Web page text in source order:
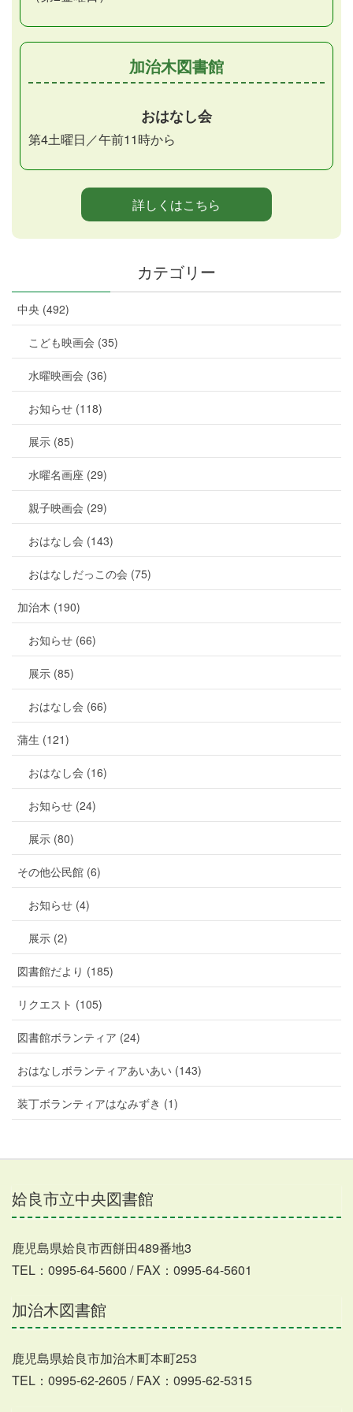
加治木図書館
おはなし会
第4土曜日／午前11時から
詳しくはこちら
カテゴリー
中央 (492)
こども映画会 (35)
水曜映画会 (36)
お知らせ (118)
展示 (85)
水曜名画座 (29)
親子映画会 (29)
おはなし会 (143)
おはなしだっこの会 (75)
加治木 (190)
お知らせ (66)
展示 (85)
おはなし会 (66)
蒲生 (121)
おはなし会 (16)
お知らせ (24)
展示 (80)
その他公民館 (6)
お知らせ (4)
展示 (2)
図書館だより (185)
リクエスト (105)
図書館ボランティア (24)
おはなしボランティアあいあい (143)
装丁ボランティアはなみずき (1)
姶良市立中央図書館
鹿児島県姶良市西餅田489番地3
TEL：0995-64-5600 / FAX：0995-64-5601
加治木図書館
鹿児島県姶良市加治木町本町253
TEL：0995-62-2605 / FAX：0995-62-5315